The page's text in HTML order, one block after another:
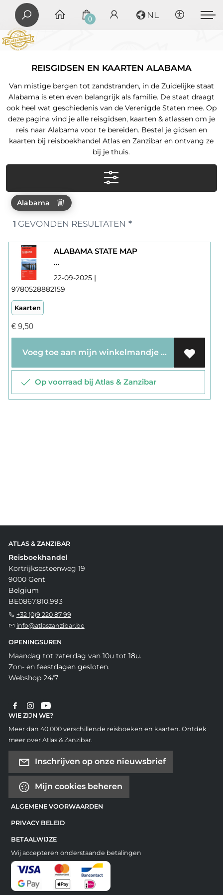
0 NL
REISGIDSEN EN KAARTEN ALABAMA
Van mistige bergen tot zandstranden, in de Zuidelijke staat
Alabama is eten even belangrijk als familie. De staat draagt
ook heel wat geschiedenis van de Verenigde Staten mee. Op
deze pagina vind je alle reisgidsen, kaarten & atlassen om je
reis naar Alabama voor te bereiden. Bestel je gidsen en
kaarten bij reisboekhandel Atlas en Zanzibar en ontvang ze
bij je thuis.
Alabama
1 GEVONDEN RESULTATEN *
ALABAMA STATE MAP
...
22-09-2025 |
9780528882159
Kaarten
€9,50
Voeg toe aan mijn winkelmandje
Op voorraad bij Atlas & Zanzibar
ATLAS & ZANZIBAR
Reisboekhandel
Kortrijksesteenweg 19
9000 Gent
Belgium
BE0867.810.993
+32 (0)9 220 87 99
info@atlaszanzibar.be
OPENINGSUREN
Maandag tot zaterdag van 10u tot 18u.
Zon- en feestdagen gesloten.
Webshop 24/7
WIE ZIJN WE?
Meer dan 40.000 verschillende reisboeken en kaarten. Ontdek
meer over Atlas & Zanzibar.
Inschrijven op onze nieuwsbrief
Mijn cookies beheren
ALGEMENE VOORWAARDEN
PRIVACY BELEID
BETAALWIJZE
Wij accepteren onderstaande betalingen